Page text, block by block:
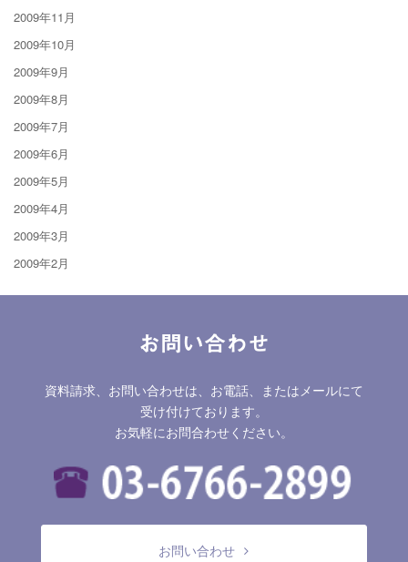
2009年11月
2009年10月
2009年9月
2009年8月
2009年7月
2009年6月
2009年5月
2009年4月
2009年3月
2009年2月
お問い合わせ
資料請求、お問い合わせは、お電話、またはメールにて
受け付けております。
お気軽にお問合わせください。
お問い合わせ